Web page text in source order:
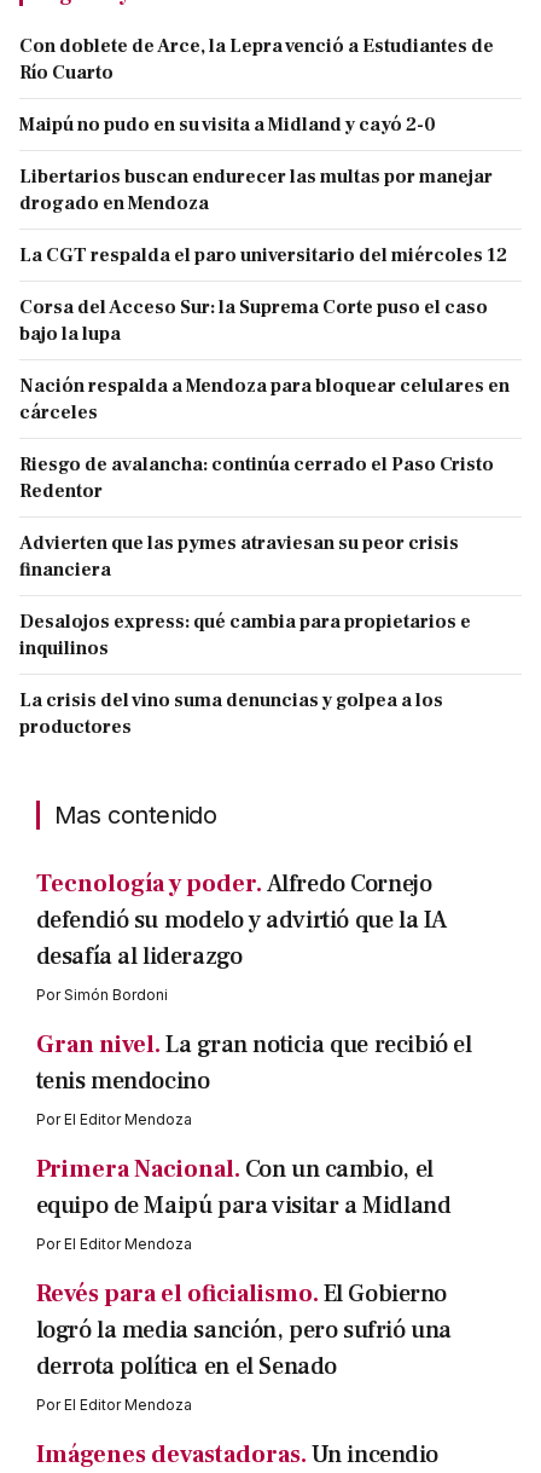
Con doblete de Arce, la Lepra venció a Estudiantes de
Río Cuarto
Maipú no pudo en su visita a Midland y cayó 2-0
Libertarios buscan endurecer las multas por manejar
drogado en Mendoza
La CGT respalda el paro universitario del miércoles 12
Corsa del Acceso Sur: la Suprema Corte puso el caso
bajo la lupa
Nación respalda a Mendoza para bloquear celulares en
cárceles
Riesgo de avalancha: continúa cerrado el Paso Cristo
Redentor
Advierten que las pymes atraviesan su peor crisis
financiera
Desalojos express: qué cambia para propietarios e
inquilinos
La crisis del vino suma denuncias y golpea a los
productores
Mas contenido
Tecnología y poder.Alfredo Cornejo
defendió su modelo y advirtió que la IA
desafía al liderazgo
PorSimón Bordoni
Gran nivel.La gran noticia que recibió el
tenis mendocino
PorEl Editor Mendoza
Primera Nacional. Con un cambio, el
equipo de Maipú para visitar a Midland
PorEl Editor Mendoza
Revés para el oficialismo.El Gobierno
logró la media sanción, pero sufrió una
derrota política en el Senado
PorEl Editor Mendoza
Imágenes devastadoras.Un incendio